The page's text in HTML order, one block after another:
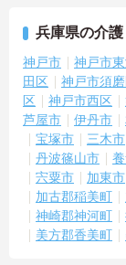
兵庫県の介
神戸市 神戸市
田区
神戸市須
区
神戸市西区
芦屋市
伊丹市
宝塚市
三木市
丹波篠山市
宍粟市
加東市
加古郡稲美町
神崎郡神河町
美方郡香美町